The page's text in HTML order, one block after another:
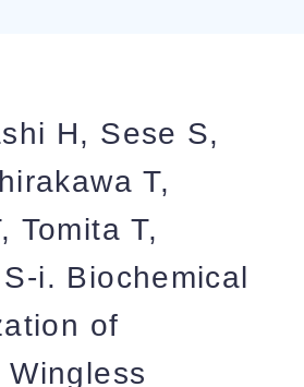
H, Sese S,
T,
Tomita T,
i. Biochemical
of